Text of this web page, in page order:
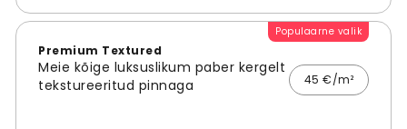
Populaarne valik
Premium Textured
Meie kõige luksuslikum paber kergelt
tekstureeritud pinnaga
45 €/m²